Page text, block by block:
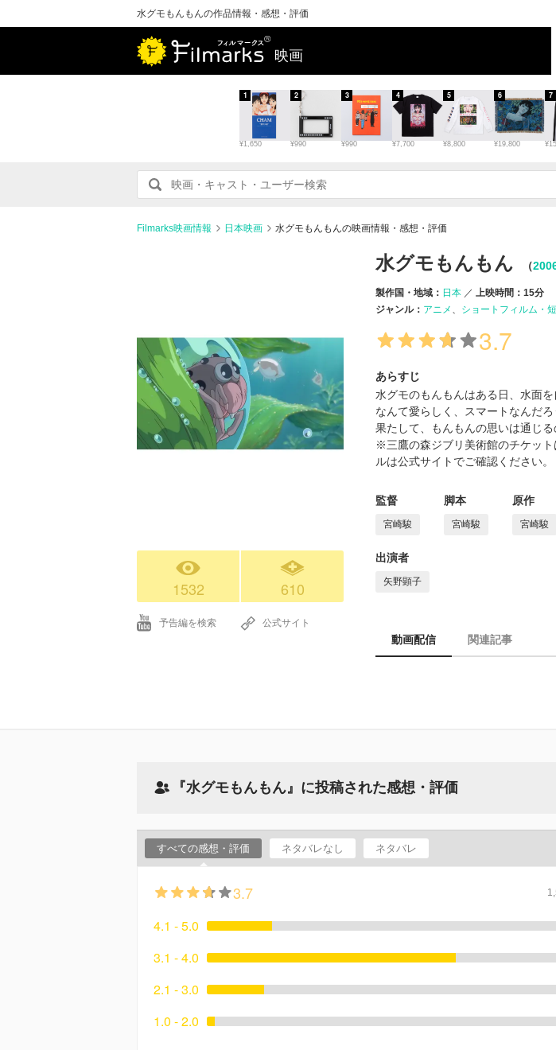
水グモもんもんの作品情報・感想・評価
映画
¥1,650
1
¥990
2
¥990
3
¥7,700
4
¥8,800
5
¥19,800
6 7
Filmarks映画情報 日本映画 水グモもんもんの映画情報・感想・評価
1532 610
予告編を検索 公式サイト
水グモもんもん （
製作国・地域： 日本
上映時間：15分
ジャンル： アニメ ショートフィルム・
3.7
あらすじ
水グモのもんもんはある日、水面
なんて愛らしく、スマートなんだ
果たして、もんもんの思いは通じ
※三鷹の森ジブリ美術館のチケッ
ルは公式サイトでご確認ください。
監督
宮崎駿
脚本
宮崎駿
原作
宮崎駿
出演者
矢野顕子
動画配信 関連記事
『水グモもんもん』に投稿された感想・評価
すべての感想・評価 ネタバレなし ネタバレ
3.7
4.1 - 5.0
3.1 - 4.0
2.1 - 3.0
1.0 - 2.0